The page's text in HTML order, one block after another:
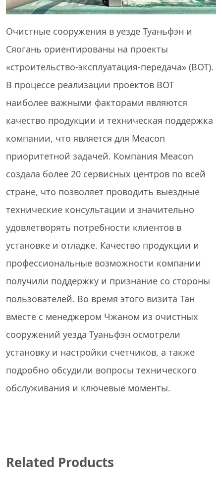
Очистные сооружения в уезде Туаньфэн и
Сяогань ориентированы на проекты
«строительство-эксплуатация-передача» (BOT).
В процессе реализации проектов BOT
наиболее важными факторами являются
качество продукции и техническая поддержка
компании, что является для Meacon
приоритетной задачей. Компания Meacon
создала более 20 сервисных центров по всей
стране, что позволяет проводить выездные
технические консультации и значительно
удовлетворять потребности клиентов в
установке и отладке. Качество продукции и
профессиональные возможности компании
получили поддержку и признание со стороны
пользователей. Во время этого визита Тан
вместе с менеджером Чжаном из очистных
сооружений уезда Туаньфэн осмотрели
установку и настройки счетчиков, а также
подробно обсудили вопросы технического
обслуживания и ключевые моменты.
Related Products